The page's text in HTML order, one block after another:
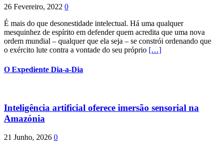
26 Fevereiro, 2022 0
É mais do que desonestidade intelectual. Há uma qualquer
mesquinhez de espírito em defender quem acredita que uma nova
ordem mundial – qualquer que ela seja – se constrói ordenando que
o exército lute contra a vontade do seu próprio […]
O Expediente Dia-a-Dia
Inteligência artificial oferece imersão sensorial na
Amazónia
21 Junho, 2026 0